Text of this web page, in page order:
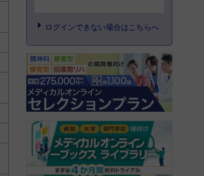
ログインできない場合はこちらへ